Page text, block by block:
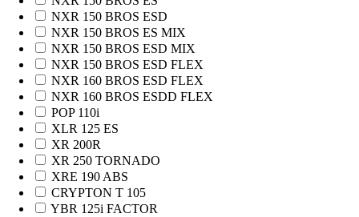
NXR 150 BROS ESD
NXR 150 BROS ES MIX
NXR 150 BROS ESD MIX
NXR 150 BROS ESD FLEX
NXR 160 BROS ESD FLEX
NXR 160 BROS ESDD FLEX
POP 110i
XLR 125 ES
XR 200R
XR 250 TORNADO
XRE 190 ABS
CRYPTON T 105
YBR 125i FACTOR